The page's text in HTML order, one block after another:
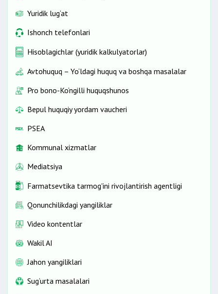
Yuridik lug‘at
Ishonch telefonlari
Hisoblagichlar (yuridik kalkulyatorlar)
Avtohuquq – Yo‘ldagi huquq va boshqa masalalar
Pro bono-Ko‘ngilli huquqshunos
Bepul huquqiy yordam vaucheri
PSEA
Kommunal xizmatlar
Mediatsiya
Farmatsevtika tarmog'ini rivojlantirish agentligi
Qonunchilikdagi yangiliklar
Video kontentlar
Wakil AI
Jahon yangiliklari
Sug‘urta masalalari